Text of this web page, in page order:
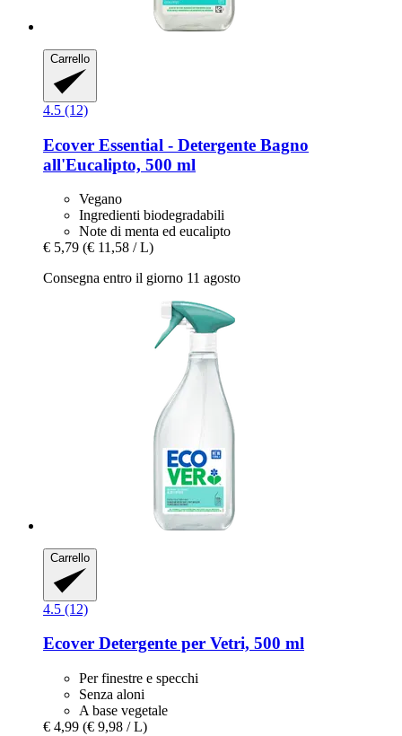
Carrello
4.5 (12)
Ecover Essential -​ Detergente Bagno
all'Eucalipto, 500 ml
Vegano
Ingredienti biodegradabili
Note di menta ed eucalipto
€ 5,79 (€ 11,58 / L)
Consegna entro il giorno 11 agosto
Carrello
4.5 (12)
Ecover Detergente per Vetri, 500 ml
Per finestre e specchi
Senza aloni
A base vegetale
€ 4,99 (€ 9,98 / L)